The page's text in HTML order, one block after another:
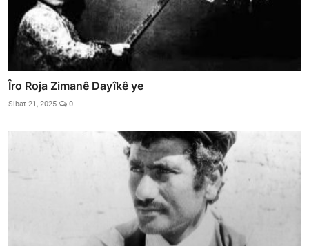
Îro Roja Zimanê Dayîkê ye
Sibat 21, 2025 0